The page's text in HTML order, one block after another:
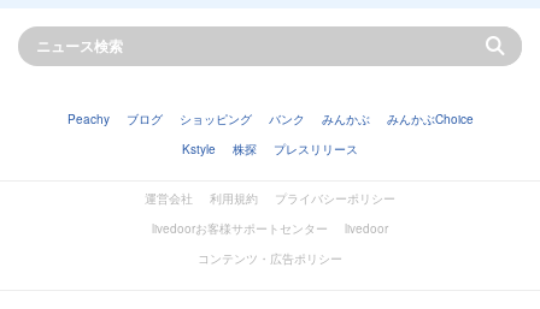
Peachy ブログ ショッピング バンク みんかぶ
みんかぶChoice
Kstyle
株探 プレスリリース
運営会社 利用規約
プライバシーポリシー
livedoorお客様サポートセンター
livedoor
コンテンツ・広告ポリシー